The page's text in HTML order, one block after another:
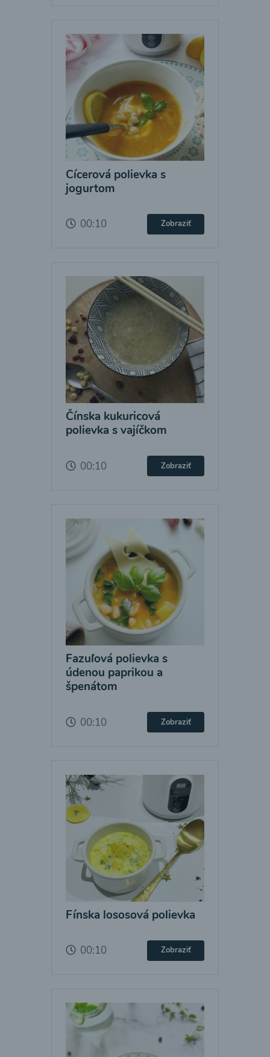
Cícerová polievka s
jogurtom
00:10 Zobraziť
Čínska kukuricová
polievka s vajíčkom
00:10 Zobraziť
Fazuľová polievka s
údenou paprikou a
špenátom
00:10 Zobraziť
Fínska lososová polievka
00:10 Zobraziť